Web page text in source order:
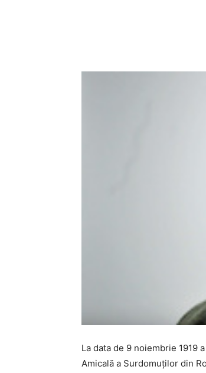
La data de 9 noiembrie 1919
Amicală a Surdomuţilor din